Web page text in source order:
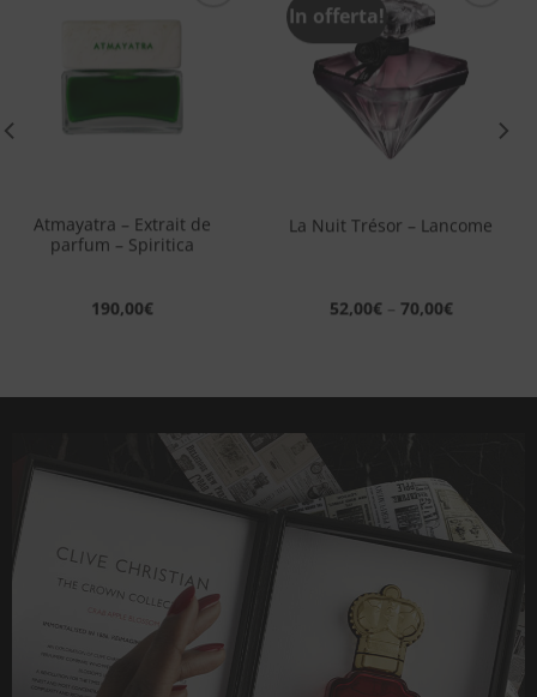
Atmayatra – Extrait de
parfum – Spiritica
190,00€
In offerta!
Aggiungi
alla lista
dei
desideri
La Nuit Trésor – Lancome
52,00€– 70,00€